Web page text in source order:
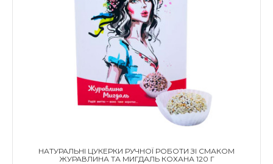
НАТУРАЛЬНІ ЦУКЕРКИ РУЧНОЇ РОБОТИ ЗІ СМАКОМ
ЖУРАВЛИНА ТА МИГДАЛЬ КОХАНА 120 Г